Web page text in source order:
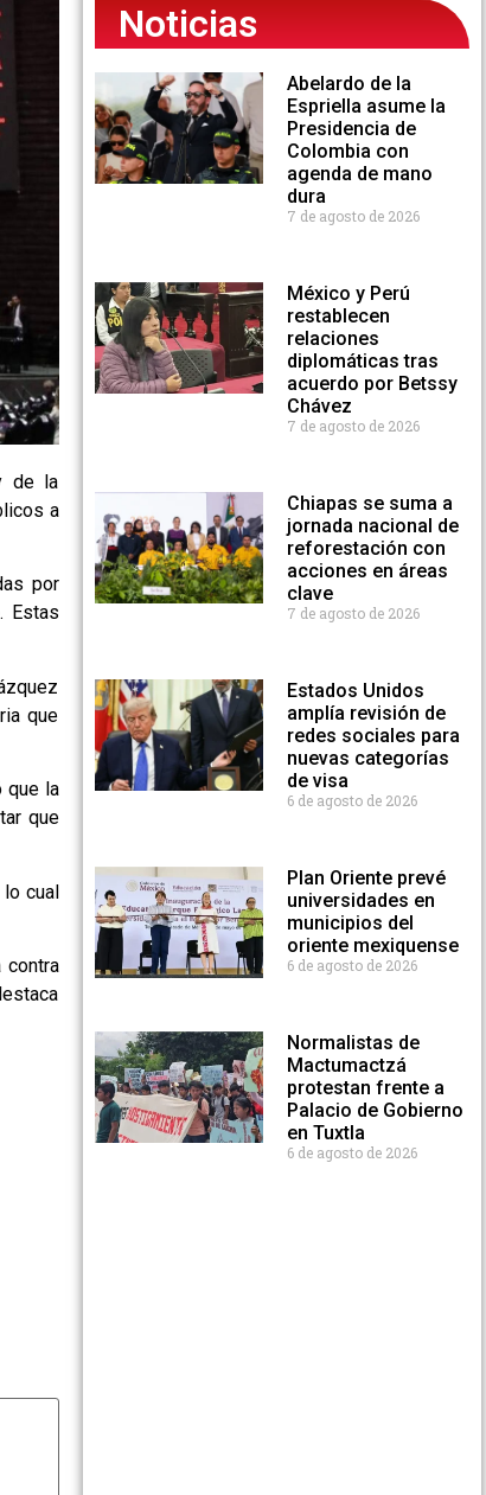
de la
a
por
Estas
que
que la
que
cual
contra
Noticias
Abelardo de la
Espriella asume la
Presidencia de
Colombia con
agenda de mano
dura
7 de agosto de 2026
México y Perú
restablecen
relaciones
diplomáticas tras
acuerdo por Betssy
Chávez
7 de agosto de 2026
Chiapas se suma a
jornada nacional de
reforestación con
acciones en áreas
clave
7 de agosto de 2026
Estados Unidos
amplía revisión de
redes sociales para
nuevas categorías
de visa
6 de agosto de 2026
Plan Oriente prevé
universidades en
municipios del
oriente mexiquense
6 de agosto de 2026
Normalistas de
Mactumactzá
protestan frente a
Palacio de Gobierno
en Tuxtla
6 de agosto de 2026